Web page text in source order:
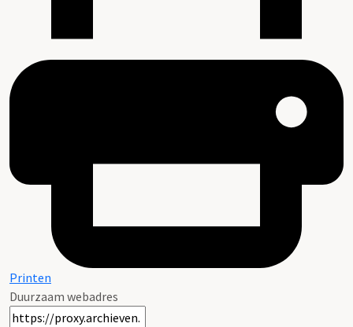
Printen
Duurzaam webadres